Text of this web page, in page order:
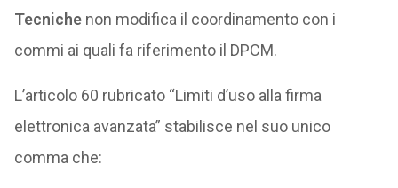
Tecnichenon modifica il coordinamento con i
commi ai quali fa riferimento il DPCM.
L’articolo 60 rubricato “Limiti d’uso alla firma
elettronica avanzata” stabilisce nel suo unico
comma che: